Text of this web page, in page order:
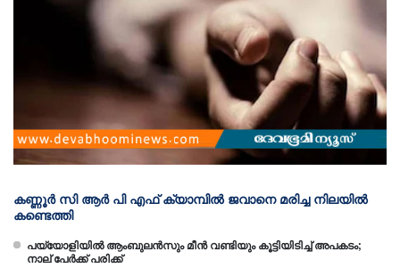
കണ്ണൂര്‍ സി ആര്‍ പി എഫ് ക്യാമ്പില്‍ ജവാനെ മരിച്ച നിലയില്‍
കണ്ടെത്തി
പയ്യോളിയിൽ ആംബുലൻസും മീൻ വണ്ടിയും കൂട്ടിയിടിച്ച് അപകടം;
നാല് പേർക്ക് പരിക്ക്